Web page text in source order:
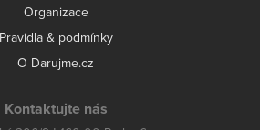
Organizace
Pravidla & podmínky
O Darujme.cz
Kontaktujte nás